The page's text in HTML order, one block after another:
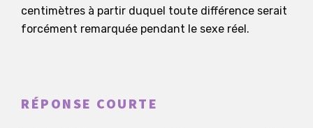
centimètres à partir duquel toute différence serait
forcément remarquée pendant le sexe réel.
RÉPONSE COURTE